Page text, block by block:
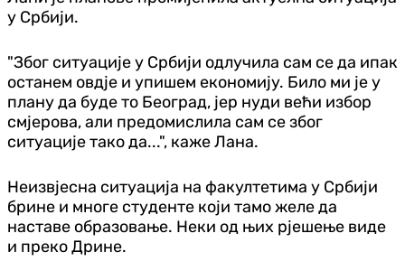
у Србији.
"Због ситуације у Србији одлучила сам се да ипак
останем овдје и упишем економију. Било ми је у
плану да буде то Београд, јер нуди већи избор
смјерова, али предомислила сам се због
ситуације тако да...", каже Лана.
Неизвјесна ситуација на факултетима у Србији
брине и многе студенте који тамо желе да
наставе образовање. Неки од њих рјешење виде
и преко Дрине.